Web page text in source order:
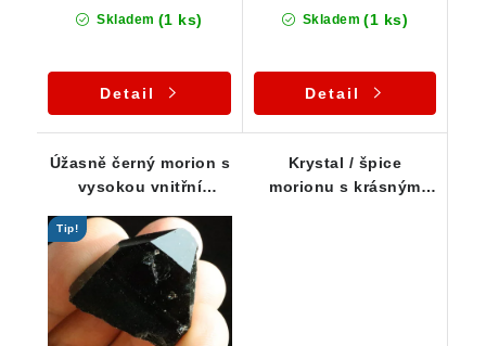
Skladem (1 ks)
Detail
Skladem (1 ks)
Detail
Úžasně černý morion s
vysokou vnitřní
Tip!
Krystal / špice
morionu s krásným